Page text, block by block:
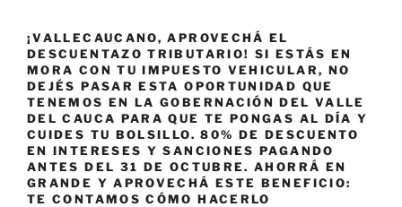
¡VALLECAUCANO, APROVECHÁ EL
DESCUENTAZO TRIBUTARIO! SI ESTÁS EN
MORA CON TU IMPUESTO VEHICULAR, NO
DEJÉS PASAR ESTA OPORTUNIDAD QUE
TENEMOS EN LA GOBERNACIÓN DEL VALLE
DEL CAUCA PARA QUE TE PONGAS AL DÍA Y
CUIDES TU BOLSILLO. 80% DE DESCUENTO
EN INTERESES Y SANCIONES PAGANDO
ANTES DEL 31 DE OCTUBRE. AHORRÁ EN
GRANDE Y APROVECHÁ ESTE BENEFICIO:
TE CONTAMOS CÓMO HACERLO